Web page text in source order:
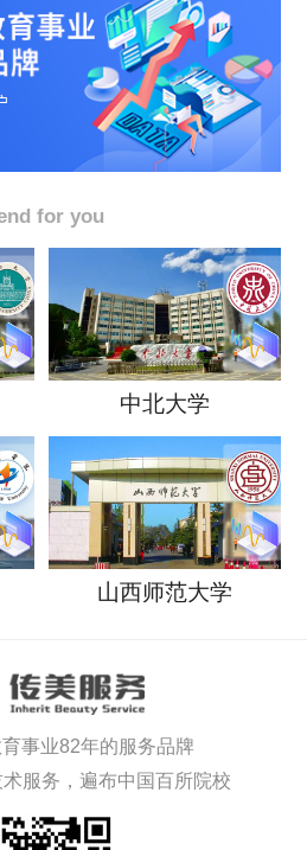
for you
中北大学
山西师范大学
事业82年的服务品牌
服务，遍布中国百所院校